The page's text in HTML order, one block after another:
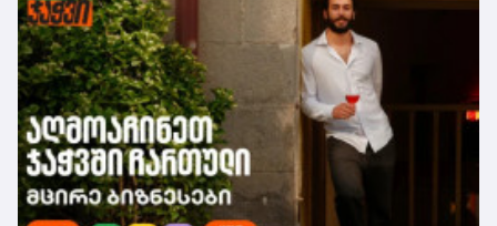
უკუგება (ROI); როგორ გადაიქცეს უსაფრთხოება ბიზნესის
სტრატეგიულ უპირატესობად; თანამშრომელთა
რესურსების მართვა; ლიდერის როლი უსაფრთხოების
კულტურის ჩამოყალიბებაში და ნდობაზე დაფუძნებული
სამუშაო გარემოს შექმნა.მონაწილეებმა ასევე მიიღეს
პრაქტიკული რეკომენდაციები კრიზისების მართვისა და
ბიზნესის უწყვეტობის დაგეგმვის (BCP) მიმართულებით -
როგორ მოემზადონ კომპანიები ფორსმაჟორული
სიტუაციებისთვის და შეამცირონ შესაძლო ფინანსური
თუ ოპერაციული რისკები.„საქართველოს ბანკი მცირე და